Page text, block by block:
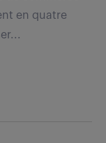
en quatre